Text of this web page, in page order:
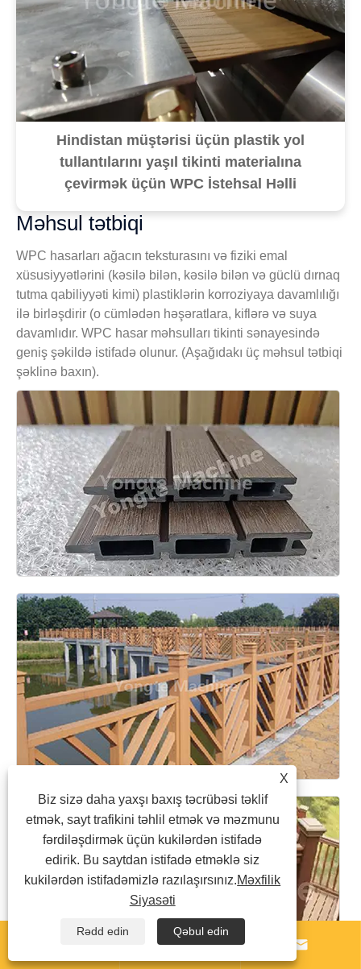
Hindistan müştərisi üçün plastik yol
tullantılarını yaşıl tikinti materialına
çevirmək üçün WPC İstehsal Həlli
Məhsul tətbiqi
WPC hasarları ağacın teksturasını və fiziki emal
xüsusiyyətlərini (kəsilə bilən, kəsilə bilən və güclü dırnaq
tutma qabiliyyəti kimi) plastiklərin korroziyaya davamlılığı
ilə birləşdirir (o cümlədən həşəratlara, kiflərə və suya
davamlıdır. WPC hasar məhsulları tikinti sənayesində
geniş şəkildə istifadə olunur. (Aşağıdakı üç məhsul tətbiqi
şəklinə baxın).
 
X
Biz sizə daha yaxşı baxış təcrübəsi təklif
etmək, sayt trafikini təhlil etmək və məzmunu
fərdiləşdirmək üçün kukilərdən istifadə
edirik. Bu saytdan istifadə etməklə siz
kukilərdən istifadəmizlə razılaşırsınız.Məxfilik
Siyasəti
Rədd edin Qəbul edin